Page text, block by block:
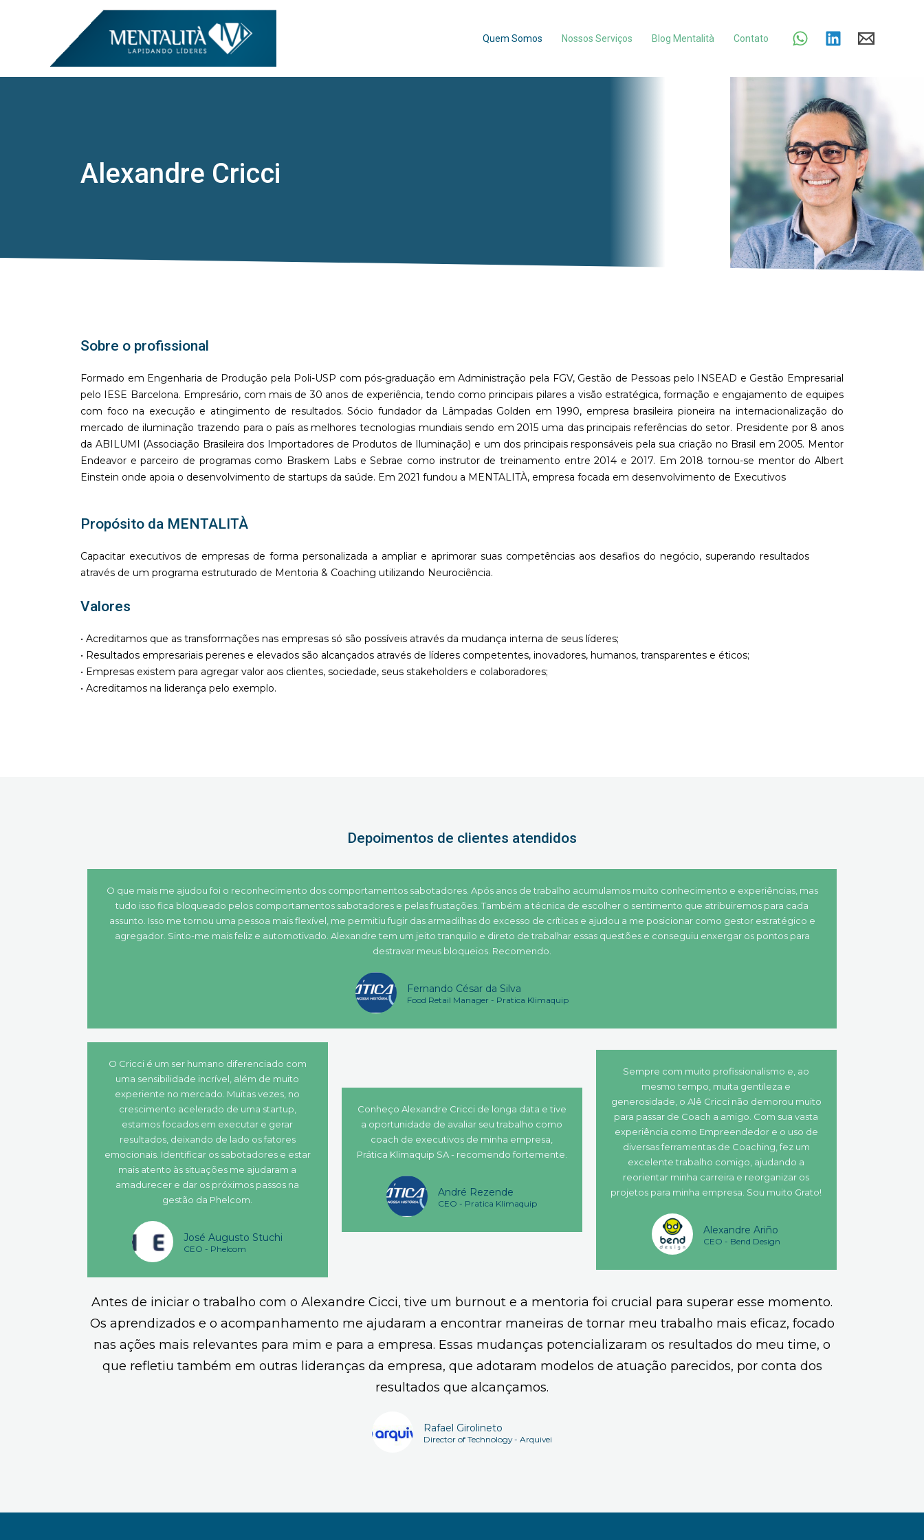
Quem Somos Nossos Serviços Blog Mentalità Contato
Alexandre Cricci
Sobre o profissional
Formado em Engenharia de Produção pela Poli-USP com pós-graduação em Administração pela FGV, Gestão de Pessoas pelo INSEAD e Gestão Empresarial
pelo IESE Barcelona. Empresário, com mais de 30 anos de experiência, tendo como principais pilares a visão estratégica, formação e engajamento de equipes
com foco na execução e atingimento de resultados. Sócio fundador da Lâmpadas Golden em 1990, empresa brasileira pioneira na internacionalização do
mercado de iluminação trazendo para o país as melhores tecnologias mundiais sendo em 2015 uma das principais referências do setor. Presidente por 8 anos
da ABILUMI (Associação Brasileira dos Importadores de Produtos de Iluminação) e um dos principais responsáveis pela sua criação no Brasil em 2005. Mentor
Endeavor e parceiro de programas como Braskem Labs e Sebrae como instrutor de treinamento entre 2014 e 2017. Em 2018 tornou-se mentor do Albert
Einstein onde apoia o desenvolvimento de startups da saúde. Em 2021 fundou a MENTALITÀ, empresa focada em desenvolvimento de Executivos
Propósito da MENTALITÀ
Capacitar executivos de empresas de forma personalizada a ampliar e aprimorar suas competências aos desafios do negócio, superando resultados
através de um programa estruturado de Mentoria & Coaching utilizando Neurociência.
Valores
• Acreditamos que as transformações nas empresas só são possíveis através da mudança interna de seus líderes;
• Resultados empresariais perenes e elevados são alcançados através de líderes competentes, inovadores, humanos, transparentes e éticos;
• Empresas existem para agregar valor aos clientes, sociedade, seus stakeholders e colaboradores;
• Acreditamos na liderança pelo exemplo.
Depoimentos de clientes atendidos
O que mais me ajudou foi o reconhecimento dos comportamentos sabotadores. Após anos de trabalho acumulamos muito conhecimento e experiências, mas
tudo isso fica bloqueado pelos comportamentos sabotadores e pelas frustações. Também a técnica de escolher o sentimento que atribuiremos para cada
assunto. Isso me tornou uma pessoa mais flexível, me permitiu fugir das armadilhas do excesso de críticas e ajudou a me posicionar como gestor estratégico e
agregador. Sinto-me mais feliz e automotivado. Alexandre tem um jeito tranquilo e direto de trabalhar essas questões e conseguiu enxergar os pontos para
destravar meus bloqueios. Recomendo.
Fernando César da Silva
Food Retail Manager - Pratica Klimaquip
O Cricci é um ser humano diferenciado com
uma sensibilidade incrível, além de muito
experiente no mercado. Muitas vezes, no
crescimento acelerado de uma startup,
estamos focados em executar e gerar
resultados, deixando de lado os fatores
emocionais. Identificar os sabotadores e estar
mais atento às situações me ajudaram a
amadurecer e dar os próximos passos na
gestão da Phelcom.
José Augusto Stuchi
CEO - Phelcom
Conheço Alexandre Cricci de longa data e tive
a oportunidade de avaliar seu trabalho como
coach de executivos de minha empresa,
Prática Klimaquip SA - recomendo fortemente.
André Rezende
CEO - Pratica Klimaquip
Sempre com muito profissionalismo e, ao
mesmo tempo, muita gentileza e
generosidade, o Alê Cricci não demorou muito
para passar de Coach a amigo. Com sua vasta
experiência como Empreendedor e o uso de
diversas ferramentas de Coaching, fez um
excelente trabalho comigo, ajudando a
reorientar minha carreira e reorganizar os
projetos para minha empresa. Sou muito Grato!
Alexandre Ariño
CEO - Bend Design
Antes de iniciar o trabalho com o Alexandre Cicci, tive um burnout e a mentoria foi crucial para superar esse momento.
Os aprendizados e o acompanhamento me ajudaram a encontrar maneiras de tornar meu trabalho mais eficaz, focado
nas ações mais relevantes para mim e para a empresa. Essas mudanças potencializaram os resultados do meu time, o
que refletiu também em outras lideranças da empresa, que adotaram modelos de atuação parecidos, por conta dos
resultados que alcançamos.
Rafael Girolineto
Director of Technology - Arquivei